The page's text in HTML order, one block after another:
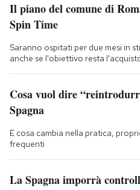
Il piano del comune di
Spin Time
Saranno ospitati per due mesi in
anche se l'obiettivo resta
Cosa vuol dire
Spagna
E cosa cambia nella pratica,
frequenti
La Spagna imporrà